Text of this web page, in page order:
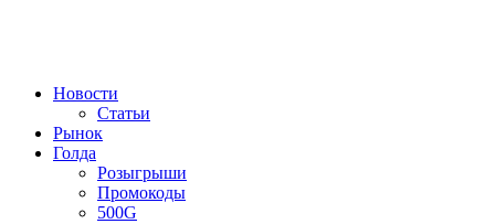
Новости
Статьи
Рынок
Голда
Розыгрыши
Промокоды
500G